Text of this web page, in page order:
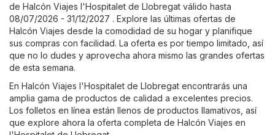
de Halcón Viajes l'Hospitalet de Llobregat válido hasta
08/07/2026 - 31/12/2027 . Explore las últimas ofertas de
Halcón Viajes desde la comodidad de su hogar y planifique
sus compras con facilidad. La oferta es por tiempo limitado, así
que no lo dudes y aprovecha ahora mismo las grandes ofertas
de esta semana.
En Halcón Viajes l'Hospitalet de Llobregat encontrarás una
amplia gama de productos de calidad a excelentes precios.
Los folletos en línea están llenos de productos llamativos, así
que explore ahora la oferta completa de Halcón Viajes en